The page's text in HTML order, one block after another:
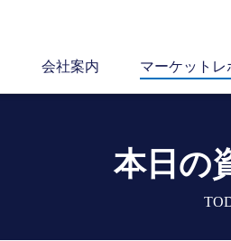
会社案内 マーケットレ
本日の